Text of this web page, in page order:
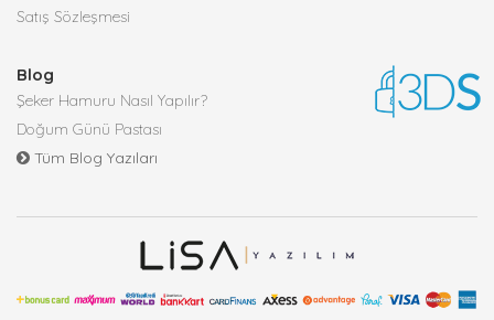
Satış Sözleşmesi
Blog
Şeker Hamuru Nasıl Yapılır?
Doğum Günü Pastası
Tüm Blog Yazıları